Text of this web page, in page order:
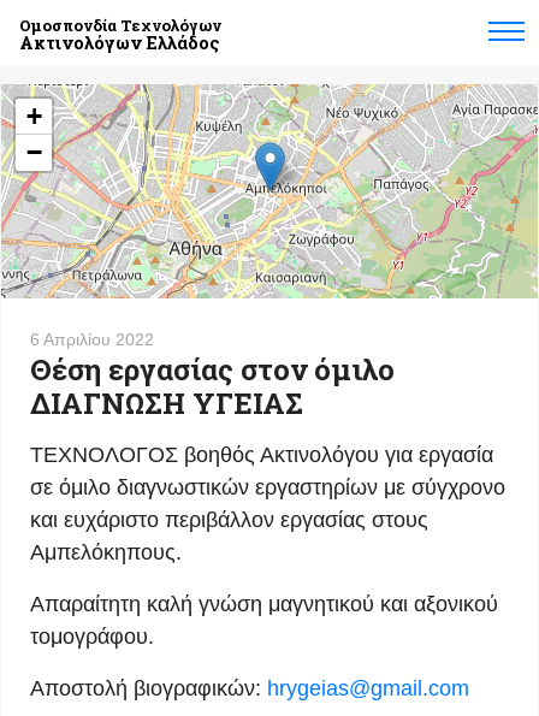
Ομοσπονδία Τεχνολόγων
Ακτινολόγων Ελλάδος
+
−
6 Απριλίου 2022
Θέση εργασίας στον όμιλο
ΔΙΑΓΝΩΣΗ ΥΓΕΙΑΣ
ΤΕΧΝΟΛΟΓΟΣ βοηθός Ακτινολόγου για εργασία
σε όμιλο διαγνωστικών εργαστηρίων με σύγχρονο
και ευχάριστο περιβάλλον εργασίας στους
Αμπελόκηπους.
Απαραίτητη καλή γνώση μαγνητικού και αξονικού
τομογράφου.
Αποστολή βιογραφικών: hrygeias@gmail.com